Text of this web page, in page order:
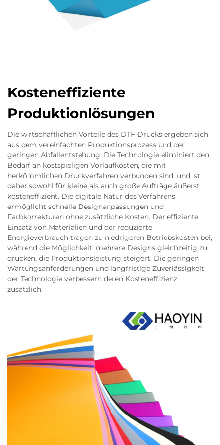
Kosteneffiziente
Produktionlösungen
Die wirtschaftlichen Vorteile des DTF-Drucks ergeben sich
aus dem vereinfachten Produktionsprozess und der
geringen Abfallentstehung. Die Technologie eliminiert den
Bedarf an kostspieligen Vorlaufkosten, die mit
herkömmlichen Druckverfahren verbunden sind, und ist
daher sowohl für kleine als auch große Aufträge äußerst
kosteneffizient. Die digitale Natur des Verfahrens
ermöglicht schnelle Designanpassungen und
Farbkorrekturen ohne zusätzliche Kosten. Der effiziente
Einsatz von Materialien und der reduzierte
Energieverbrauch tragen zu niedrigeren Betriebskosten bei,
während die Möglichkeit, mehrere Designs gleichzeitig zu
drucken, die Produktionsleistung steigert. Die geringen
Wartungsanforderungen und langfristige Zuverlässigkeit
der Technologie verbessern deren Kosteneffizienz
zusätzlich.